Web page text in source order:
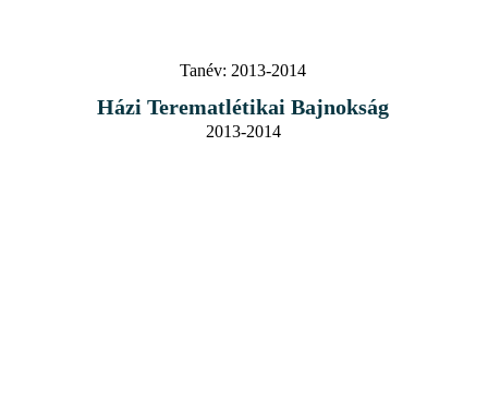
Tanév: 2013-2014
Házi Terematlétikai Bajnokság
2013-2014